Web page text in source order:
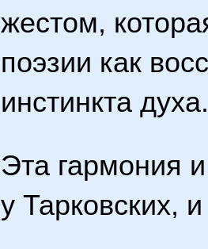
жестом,
поэзии как
инстинкта духа.
Эта гармония
у Тарковских,